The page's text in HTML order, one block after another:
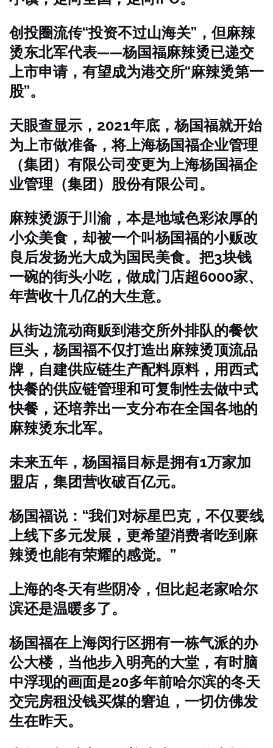
创投圈流传“投资不过山海关”，但麻辣
烫东北军代表——杨国福麻辣烫已递交
上市申请，有望成为港交所“麻辣烫第一
股”。
天眼查显示，2021年底，杨国福就开始
为上市做准备，将上海杨国福企业管理
（集团）有限公司变更为上海杨国福企
业管理（集团）股份有限公司。
麻辣烫源于川渝，本是地域色彩浓厚的
小众美食，却被一个叫杨国福的小贩改
良后发扬光大成为国民美食。把3块钱
一碗的街头小吃，做成门店超6000家、
年营收十几亿的大生意。
从街边流动商贩到港交所外排队的餐饮
巨头，杨国福不仅打造出麻辣烫顶流品
牌，自建供应链生产配料原料，用西式
快餐的供应链管理和可复制性去做中式
快餐，还培养出一支分布在全国各地的
麻辣烫东北军。
未来五年，杨国福目标是拥有1万家加
盟店，集团营收破百亿元。
杨国福说：“我们对标星巴克，不仅要线
上线下多元发展，更希望消费者吃到麻
辣烫也能有荣耀的感觉。”
上海的冬天有些阴冷，但比起老家哈尔
滨还是温暖多了。
杨国福在上海闵行区拥有一栋气派的办
公大楼，当他步入明亮的大堂，有时脑
中浮现的画面是20多年前哈尔滨的冬天
交完房租没钱买煤的窘迫，一切仿佛发
生在昨天。